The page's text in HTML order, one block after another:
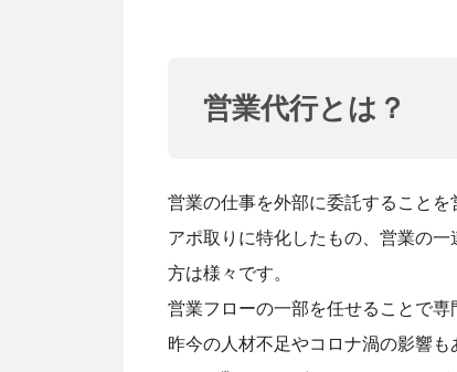
営業代行とは？
営業の仕事を外部に委託することを
アポ取りに特化したもの、営業の
方は様々です。
営業フローの一部を任せることで専
昨今の人材不足やコロナ渦の影響も